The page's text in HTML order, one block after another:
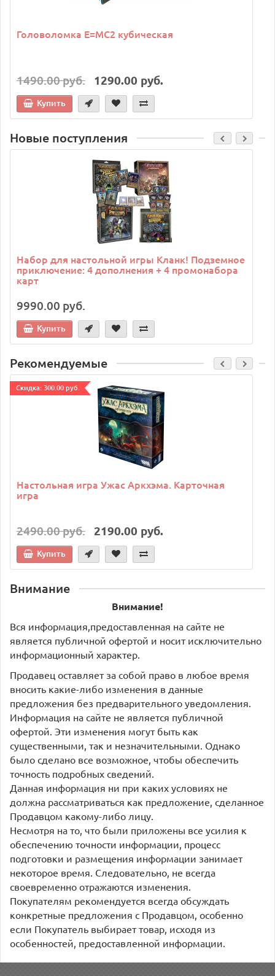
Головоломка E=MC2 кубическая
1490.00 руб. 1290.00 руб.
Купить
Новые поступления
Набор для настольной игры Кланк! Подземное
приключение: 4 дополнения + 4 промонабора
карт
9990.00 руб.
Купить
Рекомендуемые
Cкидка: 300.00 руб.
Настольная игра Ужас Аркхэма. Карточная
игра
2490.00 руб. 2190.00 руб.
Купить
Внимание
Внимание!
Вся информация,предоставленная на сайте не
является публичной офертой и носит исключительно
информационный характер.
Продавец оставляет за собой право в любое время
вносить какие-либо изменения в данные
предложения без предварительного уведомления.
Информация на сайте не является публичной
офертой. Эти изменения могут быть как
существенными, так и незначительными. Однако
было сделано все возможное, чтобы обеспечить
точность подробных сведений.
Данная информация ни при каких условиях не
должна рассматриваться как предложение, сделанное
Продавцом какому-либо лицу.
Несмотря на то, что были приложены все усилия к
обеспечению точности информации, процесс
подготовки и размещения информации занимает
некоторое время. Следовательно, не всегда
своевременно отражаются изменения.
Покупателям рекомендуется всегда обсуждать
конкретные предложения с Продавцом, особенно
если Покупатель выбирает товар, исходя из
особенностей, предоставленной информации.